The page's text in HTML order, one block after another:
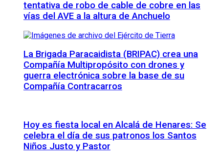
tentativa de robo de cable de cobre en las
vías del AVE a la altura de Anchuelo
La Brigada Paracaidista (BRIPAC) crea una
Compañía Multipropósito con drones y
guerra electrónica sobre la base de su
Compañía Contracarros
Hoy es fiesta local en Alcalá de Henares: Se
celebra el día de sus patronos los Santos
Niños Justo y Pastor